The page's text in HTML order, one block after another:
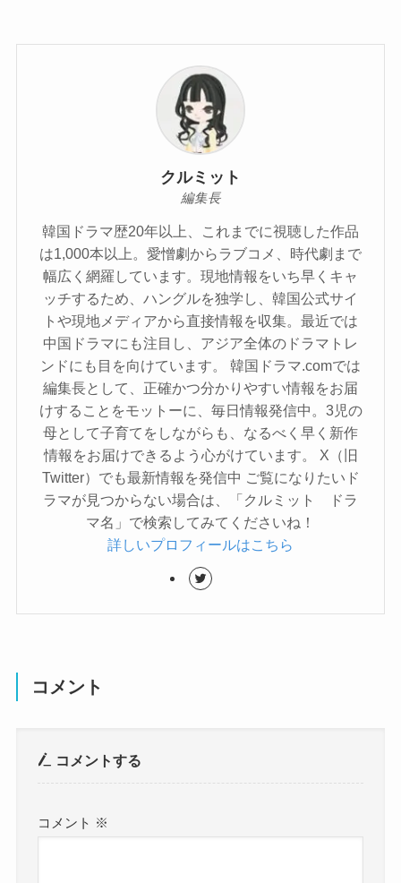
クルミット
編集長
韓国ドラマ歴20年以上、これまでに視聴した作品
は1,000本以上。愛憎劇からラブコメ、時代劇まで
幅広く網羅しています。現地情報をいち早くキャ
ッチするため、ハングルを独学し、韓国公式サイ
トや現地メディアから直接情報を収集。最近では
中国ドラマにも注目し、アジア全体のドラマトレ
ンドにも目を向けています。 韓国ドラマ.comでは
編集長として、正確かつ分かりやすい情報をお届
けすることをモットーに、毎日情報発信中。3児の
母として子育てをしながらも、なるべく早く新作
情報をお届けできるよう心がけています。 X（旧
Twitter）でも最新情報を発信中 ご覧になりたいド
ラマが見つからない場合は、「クルミット ドラ
マ名」で検索してみてくださいね！
詳しいプロフィールはこちら
コメント
コメントする
コメント ※